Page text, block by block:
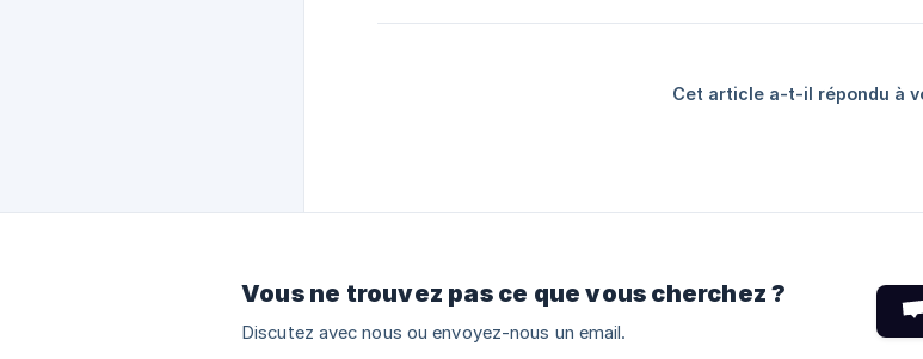
Cet article a-t-il répondu à
Vous ne trouvez pas ce que vous cherchez ?
Discutez avec nous ou envoyez-nous un email.